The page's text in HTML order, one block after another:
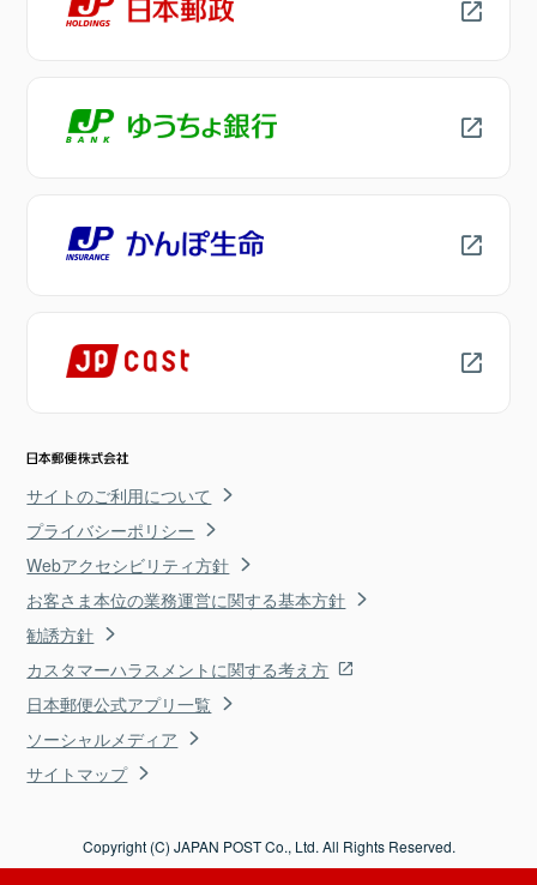
サイトのご利用について
プライバシーポリシー
Webアクセシビリティ方針
お客さま本位の業務運営に関する基本方針
勧誘方針
カスタマーハラスメントに関する考え方
日本郵便公式アプリ一覧
ソーシャルメディア
サイトマップ
Copyright (C) JAPAN POST Co., Ltd. All Rights Reserved.